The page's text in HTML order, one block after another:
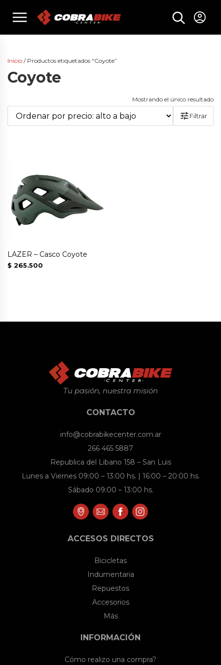
menu
Inicio / Productos etiquetados “Coyote”
Coyote
Mostrando el único resultado
Filtrar
LAZER – Casco Coyote
$ 265.500
Tu pasión, nuestra misión
CONTACTO
info@cobrabikecenter.com.ar
266 465 5887
Republica del Libano 158 – San Luis
Lunes a Viernes 09:00 – 13:00 hs. | 16:00 – 20:00 hs.
Sábado 09:00 – 13:00 hs.
ACCESOS DIRECTOS
Bicicletas
Indumentaria
Repuestos
Accesorios
Más
INFORMACIÓN
Cómo realizo una compra?